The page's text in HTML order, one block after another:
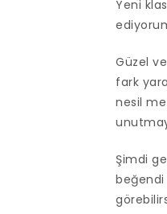
Yeni
Güzel
fark
nesil
Şimdi
beğendi